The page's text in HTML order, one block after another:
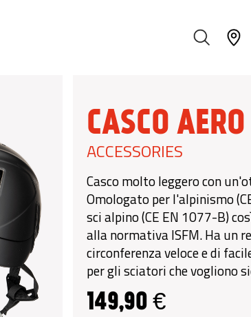
CASCO
ACCESSORIES
Casco molto leggero con
Omologato per l'alpinismo
sci alpino (CE EN 1077-B)
alla normativa ISFM. Ha un
circonferenza veloce e di
per gli sciatori che vogliono
149,90 €